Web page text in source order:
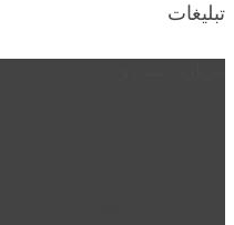
تبلیغات